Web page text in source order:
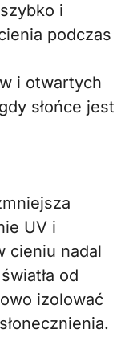
i
podczas
i otwartych
słońce jest
UV i
cieniu nadal
od
izolować